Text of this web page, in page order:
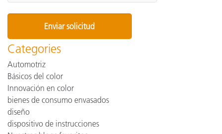
Categories
Automotriz
Básicos del color
Innovación en color
bienes de consumo envasados
diseño
dispositivo de instrucciones